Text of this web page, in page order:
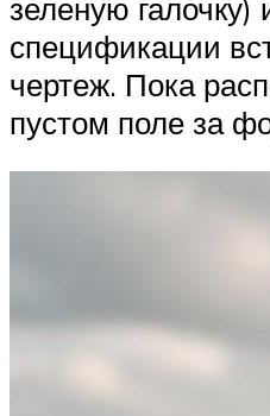
зеленую галочку)
спецификации
чертеж. Пока
пустом поле за